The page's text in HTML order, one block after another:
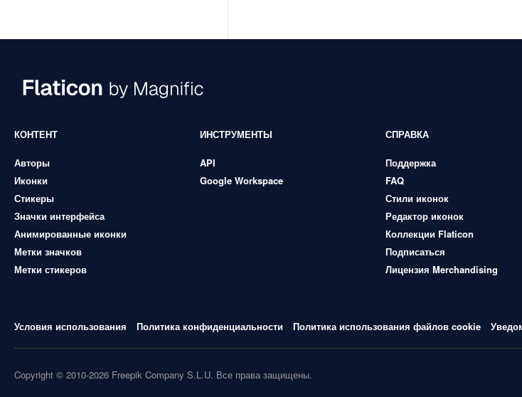
КОНТЕНТ
Авторы
Иконки
Стикеры
Значки интерфейса
Анимированные иконки
Метки значков
Метки стикеров
ИНСТРУМЕНТЫ
API
Google Workspace
СПРАВКА
Поддержка
FAQ
Стили иконок
Редактор иконок
Коллекции Flaticon
Подписаться
Лицензия Merchandising
Условия использования Политика конфиденциальности Политика использования файлов cookie
Copyright © 2010-2026 Freepik Company S.L.U. Все права защищены.